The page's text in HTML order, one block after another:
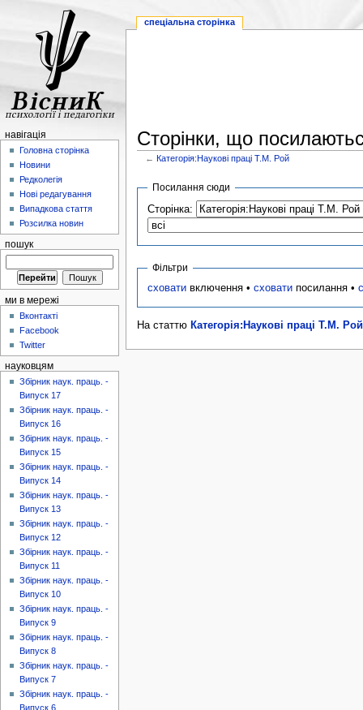
Сторінки, що
←Категорія:Наукові праці Т.М. Рой
Посилання сюди
Сторінка:
Фільтри
сховати включення •сховати посилання •
На статтю Категорія:Наукові праці Т.М. Рой
спеціальна сторінка
навігація
Головна сторінка
Новини
Редколегія
Нові редагування
Випадкова стаття
Розсилка новин
пошук
ми в мережі
Вконтакті
Facebook
Twitter
науковцям
Збірник наук. праць. -
Випуск 17
Збірник наук. праць. -
Випуск 16
Збірник наук. праць. -
Випуск 15
Збірник наук. праць. -
Випуск 14
Збірник наук. праць. -
Випуск 13
Збірник наук. праць. -
Випуск 12
Збірник наук. праць. -
Випуск 11
Збірник наук. праць. -
Випуск 10
Збірник наук. праць. -
Випуск 9
Збірник наук. праць. -
Випуск 8
Збірник наук. праць. -
Випуск 7
Збірник наук. праць. -
Випуск 6